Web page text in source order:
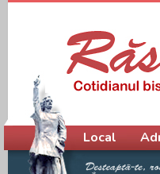
Meniu principal
Local